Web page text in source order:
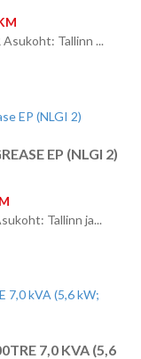
Tallinn ...
EP (NLGI 2)
Tallinn ja...
7,0 KVA (5,6